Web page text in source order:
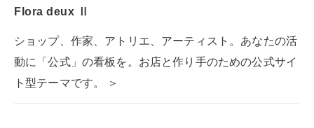
Flora deux Ⅱ
ショップ、作家、アトリエ、アーティスト。あなたの活
動に「公式」の看板を。お店と作り手のための公式サイ
ト型テーマです。 ＞